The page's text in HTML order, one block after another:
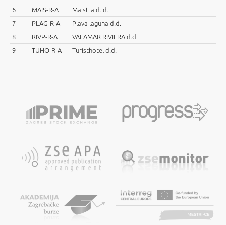
6
MAIS-R-A
Maistra d. d.
7
PLAG-R-A
Plava laguna d.d.
8
RIVP-R-A
VALAMAR RIVIERA d.d.
9
TUHO-R-A Turisthotel d.d.